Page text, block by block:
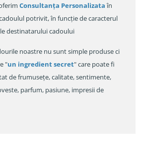
Consultanța Personalizataîn
potrivit, în funcție de caracterul
destinatarului cadoului
noastre nu sunt simple produse ci
"un ingredient secret" care poate fi
de frumusețe, calitate, sentimente,
parfum, pasiune, impresii de